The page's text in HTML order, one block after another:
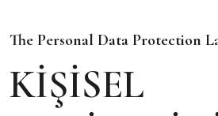
The Personal Data Protection
KİŞİSEL